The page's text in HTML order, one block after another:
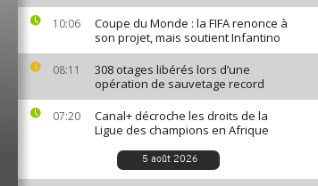
10:06
Coupe du Monde : la FIFA renonce à
son projet, mais soutient Infantino
08:11
308 otages libérés lors d’une
opération de sauvetage record
07:20
Canal+ décroche les droits de la
Ligue des champions en Afrique
5 août 2026